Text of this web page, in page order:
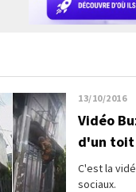
13/10/2016
Vidéo
d'un toit
C'est la
sociaux.